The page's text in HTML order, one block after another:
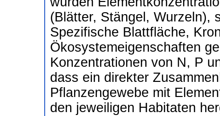
(Blätter, Stängel, Wurzeln),
Spezifische Blattfläche,
Ökosystemeigenschaften
Konzentrationen von N, P
dass ein direkter
Pflanzengewebe mit
den jeweiligen Habitaten